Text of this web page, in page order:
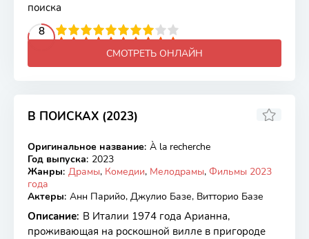
поиска
8
4 5 6 7 8 9 10
СМОТРЕТЬ ОНЛАЙН
В ПОИСКАХ (2023)
WEB-DL
6.1
Оригинальное название: À la recherche
Год выпуска: 2023
Жанры: Драмы, Комедии, Мелодрамы, Фильмы 2023
года
Актеры: Анн Парийо, Джулио Базе, Витторио Базе
Описание: В Италии 1974 года Арианна,
проживающая на роскошной вилле в пригороде